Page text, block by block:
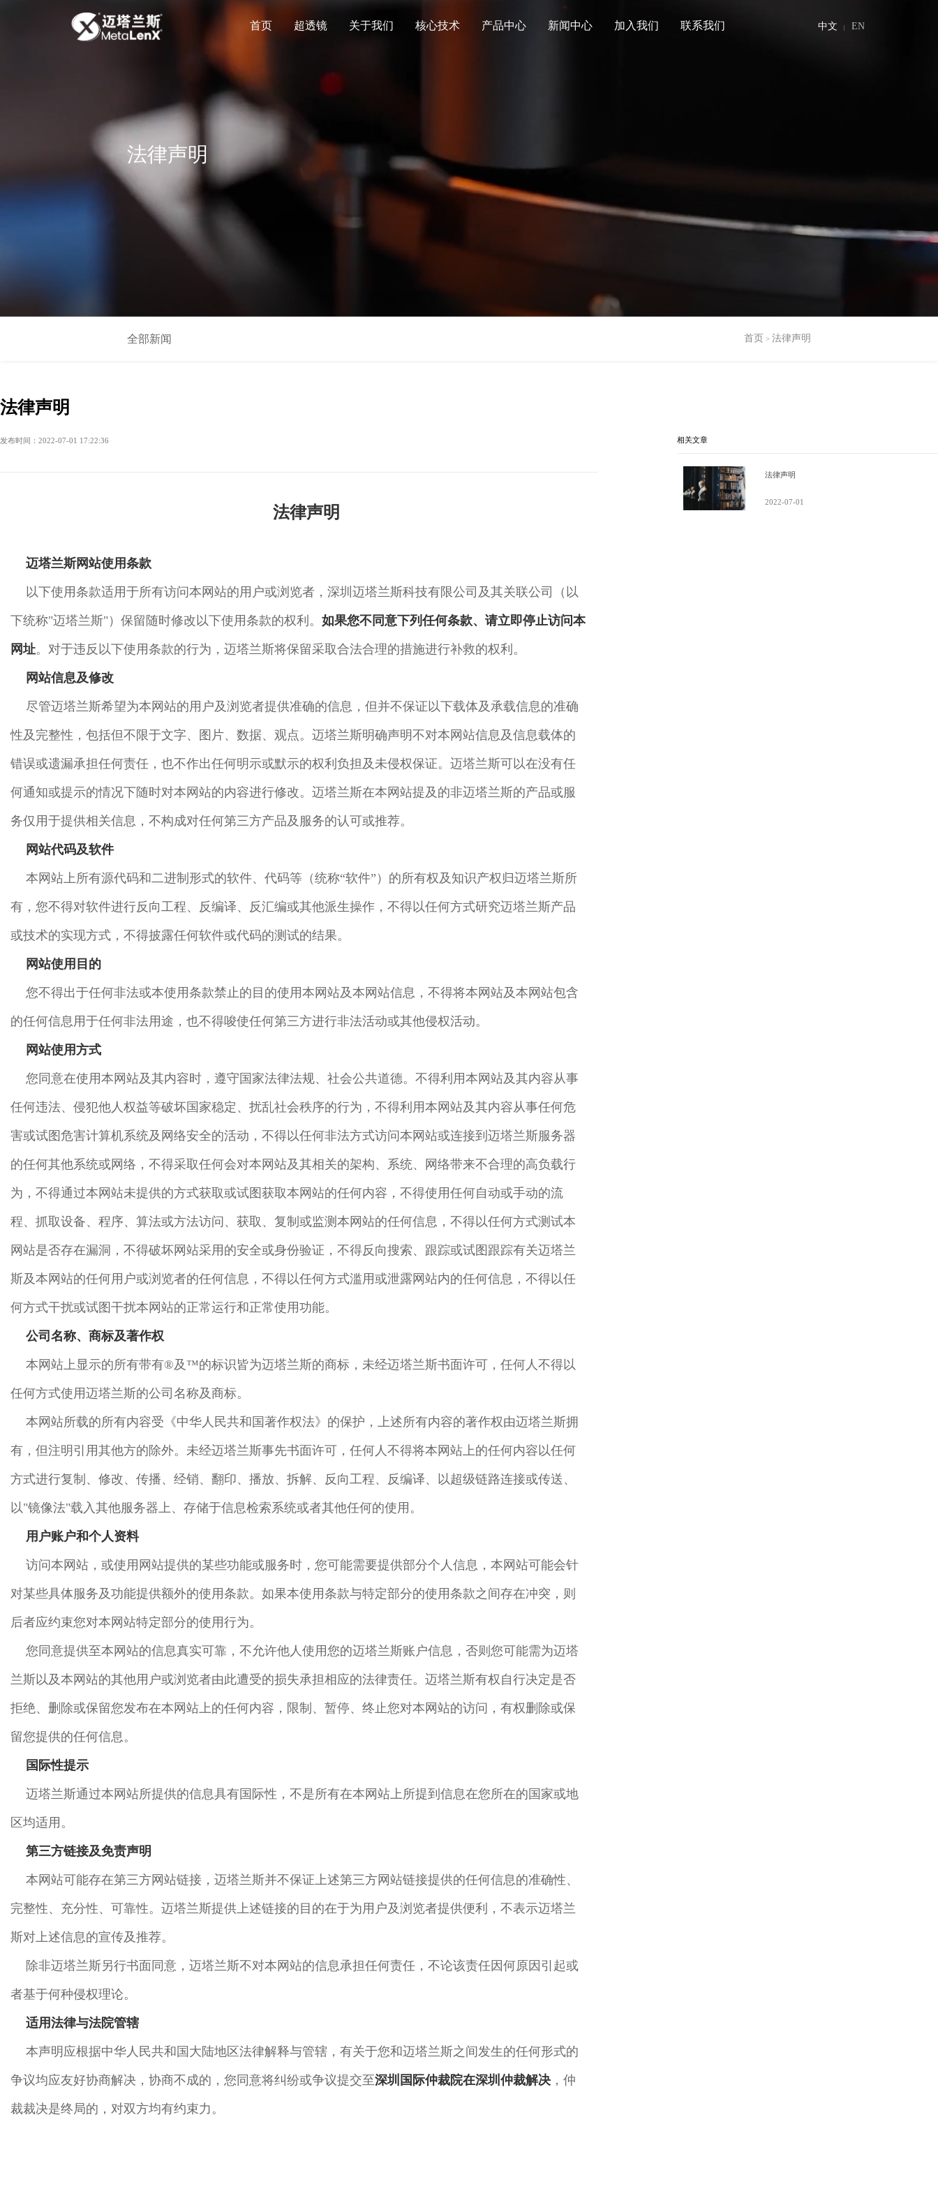
首页 超透镜 关于我们 核心技术 产品中心 新闻中心 加入我们 联系我们 中文 EN
法律声明
全部新闻 首页 > 法律声明
法律声明
发布时间：2022-07-01 17:22:36
法律声明
迈塔兰斯网站使用条款
以下使用条款适用于所有访问本网站的用户或浏览者，深圳迈塔兰斯科技有限公司及其关联公司（以
下统称"迈塔兰斯"）保留随时修改以下使用条款的权利。 如果您不同意下列任何条款、请立即停止访问本
网址。对于违反以下使用条款的行为，迈塔兰斯将保留采取合法合理的措施进行补救的权利。
网站信息及修改
尽管迈塔兰斯希望为本网站的用户及浏览者提供准确的信息，但并不保证以下载体及承载信息的准确
性及完整性，包括但不限于文字、图片、数据、观点。迈塔兰斯明确声明不对本网站信息及信息载体的
错误或遗漏承担任何责任，也不作出任何明示或默示的权利负担及未侵权保证。迈塔兰斯可以在没有任
何通知或提示的情况下随时对本网站的内容进行修改。迈塔兰斯在本网站提及的非迈塔兰斯的产品或服
务仅用于提供相关信息，不构成对任何第三方产品及服务的认可或推荐。
网站代码及软件
本网站上所有源代码和二进制形式的软件、代码等（统称“软件”）的所有权及知识产权归迈塔兰斯所
有，您不得对软件进行反向工程、反编译、反汇编或其他派生操作，不得以任何方式研究迈塔兰斯产品
或技术的实现方式，不得披露任何软件或代码的测试的结果。
网站使用目的
您不得出于任何非法或本使用条款禁止的目的使用本网站及本网站信息，不得将本网站及本网站包含
的任何信息用于任何非法用途，也不得唆使任何第三方进行非法活动或其他侵权活动。
网站使用方式
您同意在使用本网站及其内容时，遵守国家法律法规、社会公共道德。不得利用本网站及其内容从事
任何违法、侵犯他人权益等破坏国家稳定、扰乱社会秩序的行为，不得利用本网站及其内容从事任何危
害或试图危害计算机系统及网络安全的活动，不得以任何非法方式访问本网站或连接到迈塔兰斯服务器
的任何其他系统或网络，不得采取任何会对本网站及其相关的架构、系统、网络带来不合理的高负载行
为，不得通过本网站未提供的方式获取或试图获取本网站的任何内容，不得使用任何自动或手动的流
程、抓取设备、程序、算法或方法访问、获取、复制或监测本网站的任何信息，不得以任何方式测试本
网站是否存在漏洞，不得破坏网站采用的安全或身份验证，不得反向搜索、跟踪或试图跟踪有关迈塔兰
斯及本网站的任何用户或浏览者的任何信息，不得以任何方式滥用或泄露网站内的任何信息，不得以任
何方式干扰或试图干扰本网站的正常运行和正常使用功能。
公司名称、商标及著作权
本网站上显示的所有带有®及™的标识皆为迈塔兰斯的商标，未经迈塔兰斯书面许可，任何人不得以
任何方式使用迈塔兰斯的公司名称及商标。
本网站所载的所有内容受《中华人民共和国著作权法》的保护，上述所有内容的著作权由迈塔兰斯拥
有，但注明引用其他方的除外。未经迈塔兰斯事先书面许可，任何人不得将本网站上的任何内容以任何
方式进行复制、修改、传播、经销、翻印、播放、拆解、反向工程、反编译、以超级链路连接或传送、
以"镜像法"载入其他服务器上、存储于信息检索系统或者其他任何的使用。
用户账户和个人资料
访问本网站，或使用网站提供的某些功能或服务时，您可能需要提供部分个人信息，本网站可能会针
对某些具体服务及功能提供额外的使用条款。如果本使用条款与特定部分的使用条款之间存在冲突，则
后者应约束您对本网站特定部分的使用行为。
您同意提供至本网站的信息真实可靠，不允许他人使用您的迈塔兰斯账户信息，否则您可能需为迈塔
兰斯以及本网站的其他用户或浏览者由此遭受的损失承担相应的法律责任。迈塔兰斯有权自行决定是否
拒绝、删除或保留您发布在本网站上的任何内容，限制、暂停、终止您对本网站的访问，有权删除或保
留您提供的任何信息。
国际性提示
迈塔兰斯通过本网站所提供的信息具有国际性，不是所有在本网站上所提到信息在您所在的国家或地
区均适用。
第三方链接及免责声明
本网站可能存在第三方网站链接，迈塔兰斯并不保证上述第三方网站链接提供的任何信息的准确性、
完整性、充分性、可靠性。迈塔兰斯提供上述链接的目的在于为用户及浏览者提供便利，不表示迈塔兰
斯对上述信息的宣传及推荐。
除非迈塔兰斯另行书面同意，迈塔兰斯不对本网站的信息承担任何责任，不论该责任因何原因引起或
者基于何种侵权理论。
适用法律与法院管辖
本声明应根据中华人民共和国大陆地区法律解释与管辖，有关于您和迈塔兰斯之间发生的任何形式的
争议均应友好协商解决，协商不成的，您同意将纠纷或争议提交至深圳国际仲裁院在深圳仲裁解决 ，仲
裁裁决是终局的，对双方均有约束力。
相关文章
法律声明
2022-07-01